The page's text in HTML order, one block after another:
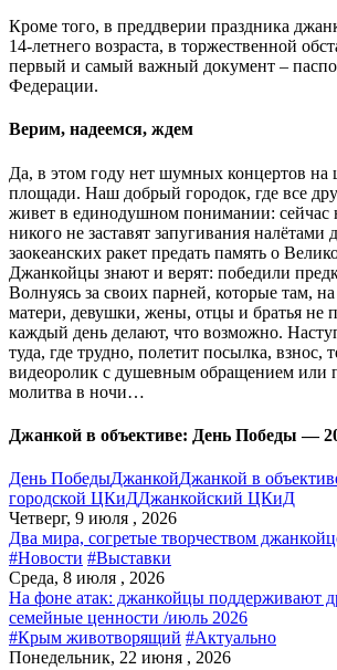
Кроме того, в преддверии праздника
14-летнего возраста, в торжественной
первый и самый важный документ –
Федерации.
Верим, надеемся, ждем
Да, в этом году нет шумных концертов на
площади. Наш добрый городок, где все
живет в единодушном понимании: сейчас
никого не заставят запугивания налётами
заокеанских ракет предать память о
Джанкойцы знают и верят: победили
Волнуясь за своих парней, которые там,
матери, девушки, жены, отцы и братья не
каждый день делают, что возможно.
туда, где трудно, полетит посылка, взнос,
видеоролик с душевным обращением или
молитва в ночи…
Джанкой в объективе: День Победы —
День ПобедыДжанкойДжанкой в
городской ЦКиДДжанкойский ЦКиД
Четверг, 9 июля , 2026
Два мира, согретые творчеством
#Новости #Выставки
Среда, 8 июля , 2026
На фоне атак: джанкойцы поддерживают
семейные ценности /июль 2026
#Крым животворящий #Актуально
Понедельник, 22 июня , 2026